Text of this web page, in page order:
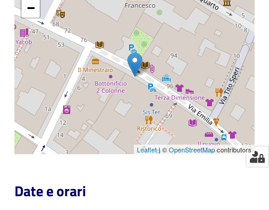
−
Leaflet| ©OpenStreetMapcontributors
Date e orari